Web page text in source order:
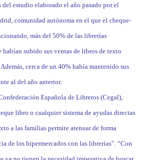
del estudio elaborado el año pasado por el
comunidad autónoma en el que el cheque-
más del 50% de las librerías
subido sus ventas de libros de texto
cerca de un 40% había mantenido sus
al del año anterior.
Española de Libreros (Cegal),
libro o cualquier sistema de ayudas directas
a las familias permite atenuar de forma
de los hipermercados con las librerías”. “Con